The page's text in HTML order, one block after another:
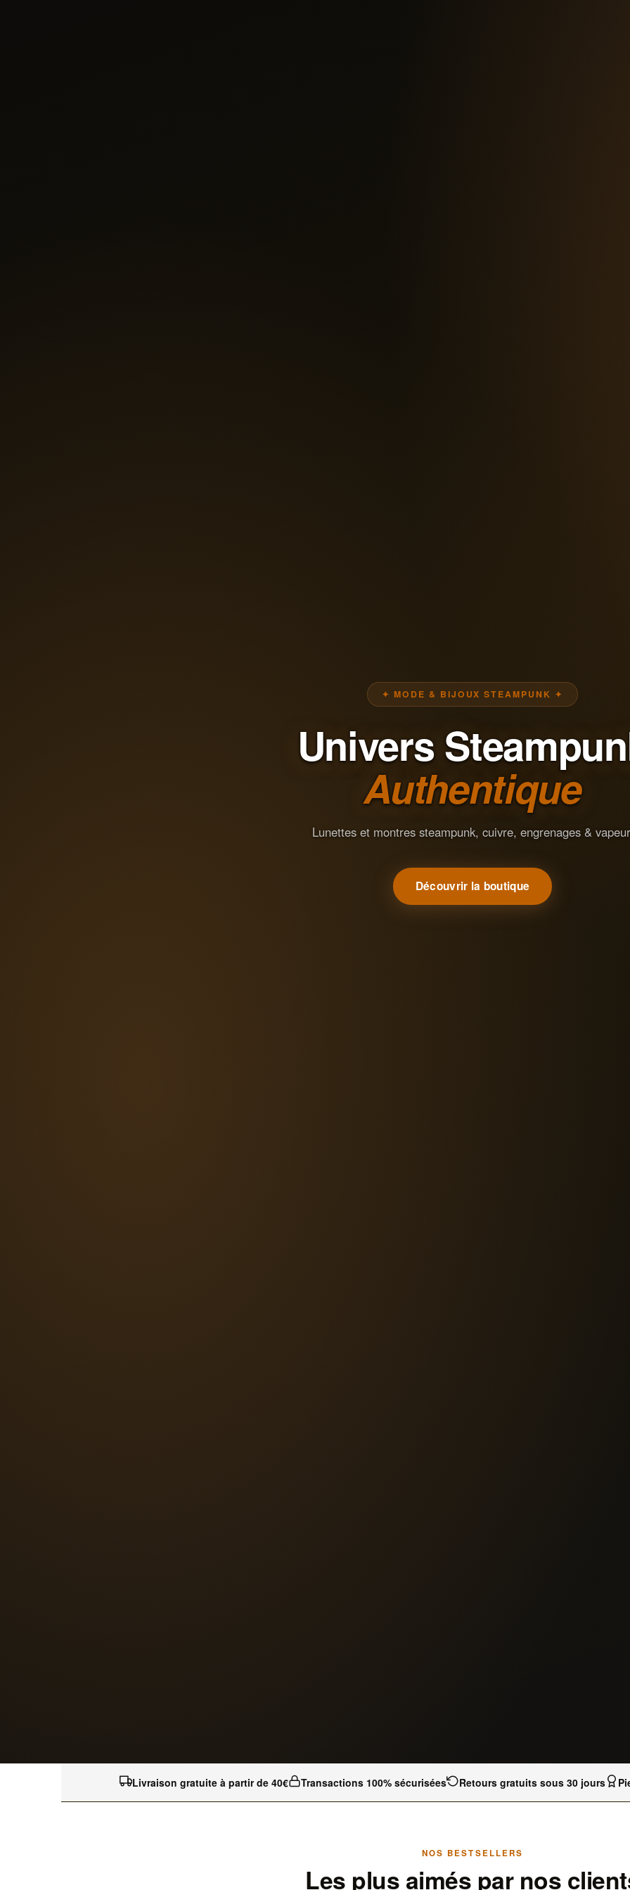
✦ MODE & BIJOUX STEAMPUNK ✦
Univers
Authentique
Lunettes et montres steampunk, cuivre, engrenages &
Découvrir la boutique
Livraison gratuite à partir de 40€ Transactions 100% sécurisées Retours gratuits sous 30 jours
NOS BESTSELLERS
Les plus aimés par nos